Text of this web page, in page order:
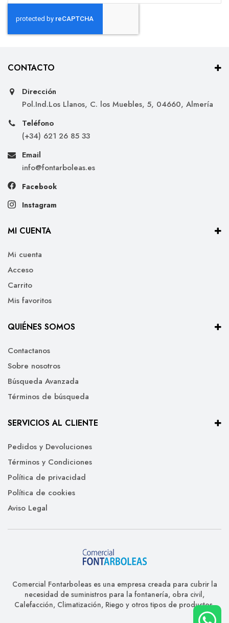
CONTACTO
Dirección
Pol.Ind.Los Llanos, C. los Muebles, 5, 04660, Almería
Teléfono
(+34) 621 26 85 33
Email
info@fontarboleas.es
Facebook
Instagram
MI CUENTA
Mi cuenta
Acceso
Carrito
Mis favoritos
QUIÉNES SOMOS
Contactanos
Sobre nosotros
Búsqueda Avanzada
Términos de búsqueda
SERVICIOS AL CLIENTE
Pedidos y Devoluciones
Términos y Condiciones
Política de privacidad
Política de cookies
Aviso Legal
Comercial Fontarboleas es una empresa creada para cubrir la
necesidad de suministros para la fontanería, obra civil,
Calefacción, Climatización, Riego y otros tipos de productos.